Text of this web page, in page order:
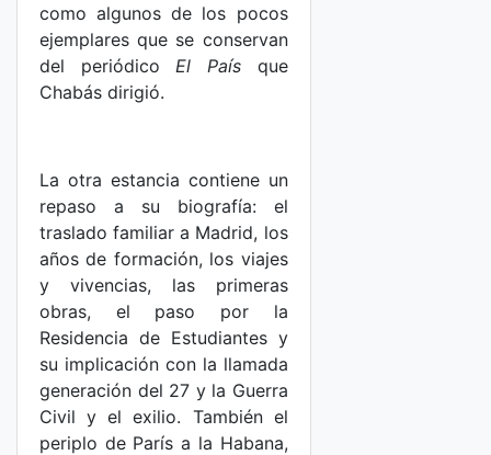
como algunos de los pocos
ejemplares que se conservan
del periódicoEl País que
Chabás dirigió.
La otra estancia contiene un
repaso a su biografía: el
traslado familiar a Madrid, los
años de formación, los viajes
y vivencias, las primeras
obras, el paso por la
Residencia de Estudiantes y
su implicación con la llamada
generación del 27 y la Guerra
Civil y el exilio. También el
periplo de París a la Habana,